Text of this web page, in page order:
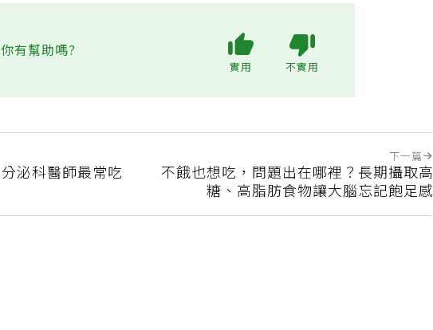
有幫助嗎?
實用 不實用
泌科醫師最常吃
下一篇
不餓也想吃，問題出在哪裡？長期攝取高
糖、高脂肪食物讓大腦忘記飽足感